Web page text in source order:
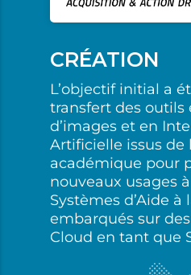
CRÉATION
L’objectif initial a
transfert des outils
d’images et en
Artificielle issus de
académique pour
nouveaux usages
Systèmes d’Aide à
embarqués sur
Cloud en tant que